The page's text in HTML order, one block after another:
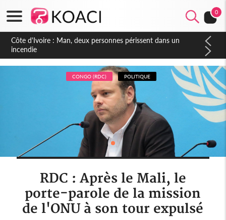
0
Côte d'Ivoire : Séileu, la célébration de la fête nationale
transformée en vaste campagne contre les produits
dépigmentants dangereux
CONGO (RDC) POLITIQUE
RDC : Après le Mali, le
porte-parole de la mission
de l'ONU à son tour expulsé